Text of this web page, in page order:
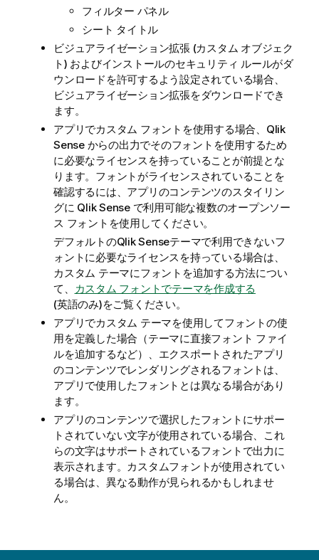
フィルター パネル
シート タイトル
ビジュアライゼーション拡張 (カスタム オブジェク
ト) およびインストールのセキュリティ ルールがダ
ウンロードを許可するよう設定されている場合、
ビジュアライゼーション拡張をダウンロードでき
ます。
アプリでカスタム フォントを使用する場合、 Qlik
Senseからの出力でそのフォントを使用するため
に必要なライセンスを持っていることが前提とな
ります。フォントがライセンスされていることを
確認するには、アプリのコンテンツのスタイリン
グに Qlik Senseで利用可能な複数のオープンソー
ス フォントを使用してください。
デフォルトのQlik Senseテーマで利用できないフ
ォントに必要なライセンスを持っている場合は、
カスタム テーマにフォントを追加する方法につい
て、
カスタム フォントでテーマを作成する
(英語のみ)をご覧ください。
アプリでカスタム テーマを使用してフォントの使
用を定義した場合（テーマに直接フォント ファイ
ルを追加するなど）、エクスポートされたアプリ
のコンテンツでレンダリングされるフォントは、
アプリで使用したフォントとは異なる場合があり
ます。
アプリのコンテンツで選択したフォントにサポー
トされていない文字が使用されている場合、これ
らの文字はサポートされているフォントで出力に
表示されます。カスタムフォントが使用されてい
る場合は、異なる動作が見られるかもしれませ
ん。